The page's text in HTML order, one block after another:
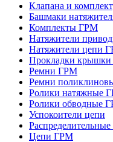
Клапана и
Башмаки
Комплекты ГРМ
Натяжители
Натяжители цепи
Прокладки
Ремни ГРМ
Ремни
Ролики натяжные
Ролики обводные
Успокоители цепи
Цепи ГРМ